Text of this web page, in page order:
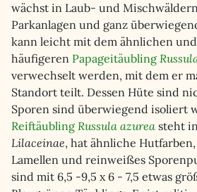
wächst in Laub- und
Parkanlagen und ganz
kann leicht mit dem ähnlichen
häufigeren Papageitäubling
verwechselt werden, mit dem er
Standort teilt. Dessen Hüte sind
Sporen sind überwiegend isoliert
Reiftäubling Russula azurea steht
Lilaceinae, hat ähnliche
Lamellen und reinweißes
sind mit 6,5 -9,5 x 6 - 7,5 etwas